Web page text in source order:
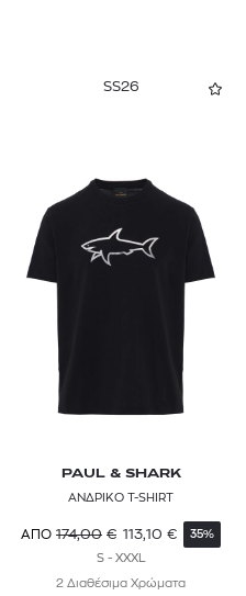
SS26
PAUL & SHARK
ΑΝΔΡΙΚΟ T-SHIRT
ΑΠΟ 174,00 € 113,10 € 35%
S - XXXL
2 Διαθέσιμα Χρώματα